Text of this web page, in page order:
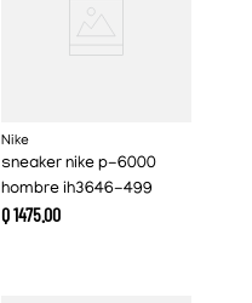
Nike
sneaker nike p-6000
hombre ih3646-499
Q1475.00